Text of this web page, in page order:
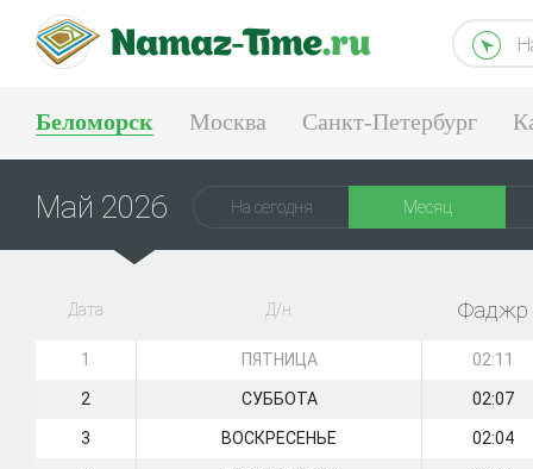
Беломорск Москва Санкт-Петербург
Май 2026 На сегодня Месяц
Дата Д/н Фаджр
1 ПЯТНИЦА 02:11
2 СУББОТА 02:07
3 ВОСКРЕСЕНЬЕ 02:04